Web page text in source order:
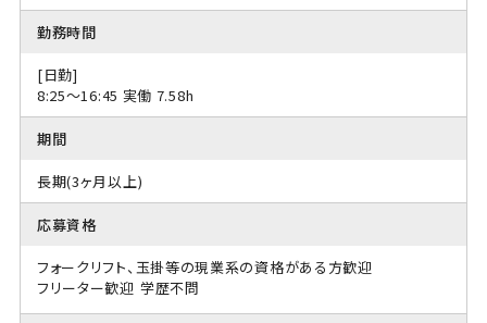
勤務時間
[日勤]
8:25〜16:45 実働 7.58h
期間
長期(3ヶ月以上)
応募資格
フォークリフト、玉掛等の現業系の資格がある方歓迎
フリーター歓迎 学歴不問